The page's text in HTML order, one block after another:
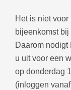
Het is niet
bijeenkomst bij
Daarom nodigt
u uit voor een
op donderdag
(inloggen